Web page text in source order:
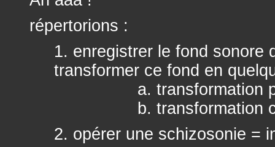
répertorions :
1. enregistrer le fond sonore
transformer ce fond en
a. transformation
b. transformation
2. opérer une schizosonie =